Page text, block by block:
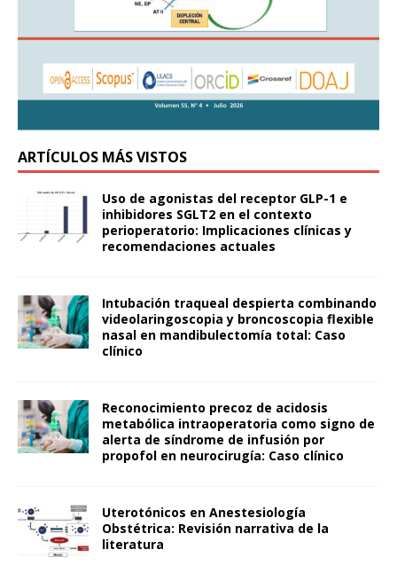
ARTÍCULOS MÁS VISTOS
Uso de agonistas del receptor GLP-1 e
inhibidores SGLT2 en el contexto
perioperatorio: Implicaciones clínicas y
recomendaciones actuales
Intubación traqueal despierta combinando
videolaringoscopia y broncoscopia flexible
nasal en mandibulectomía total: Caso
clínico
Reconocimiento precoz de acidosis
metabólica intraoperatoria como signo de
alerta de síndrome de infusión por
propofol en neurocirugía: Caso clínico
Uterotónicos en Anestesiología
Obstétrica: Revisión narrativa de la
literatura